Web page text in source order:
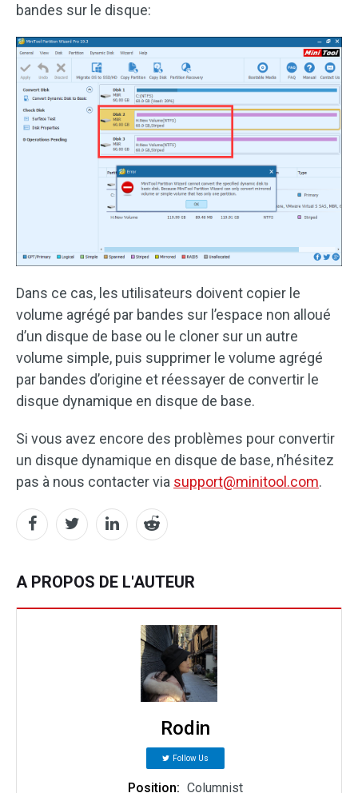
bandes sur le disque:
Dans ce cas, les utilisateurs doivent copier le
volume agrégé par bandes sur l’espace non alloué
d’un disque de base ou le cloner sur un autre
volume simple, puis supprimer le volume agrégé
par bandes d’origine et réessayer de convertir le
disque dynamique en disque de base.
Si vous avez encore des problèmes pour convertir
un disque dynamique en disque de base, n’hésitez
pas à nous contacter via support@minitool.com.
A PROPOS DE L'AUTEUR
Rodin
Follow Us
Position: Columnist